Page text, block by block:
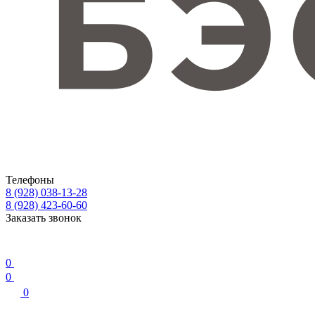
Телефоны
8 (928) 038-13-28
8 (928) 423-60-60
Заказать звонок
0
0
0